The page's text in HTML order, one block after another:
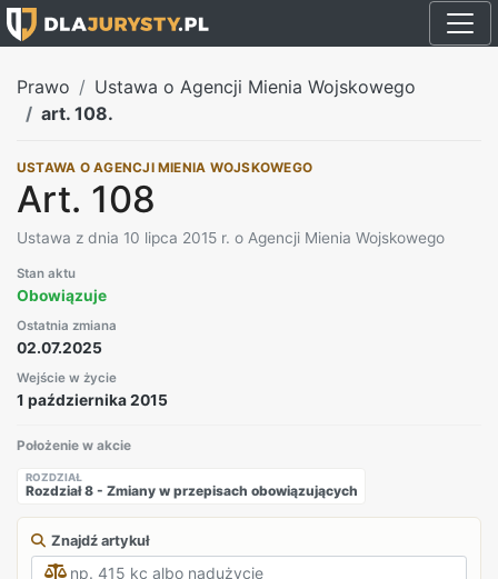
Prawo
Ustawa o Agencji Mienia Wojskowego
art. 108.
USTAWA O AGENCJI MIENIA WOJSKOWEGO
Art. 108
Ustawa z dnia 10 lipca 2015 r. o Agencji Mienia Wojskowego
Stan aktu
Obowiązuje
Ostatnia zmiana
02.07.2025
Wejście w życie
1 października 2015
Położenie w akcie
ROZDZIAŁ
Rozdział 8 - Zmiany w przepisach obowiązujących
Znajdź artykuł